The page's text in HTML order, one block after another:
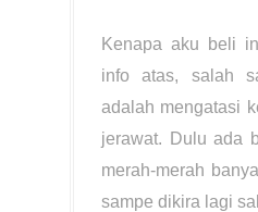
Kenapa aku beli
info atas, salah
adalah mengatasi
jerawat. Dulu ada
merah-merah
sampe dikira lagi